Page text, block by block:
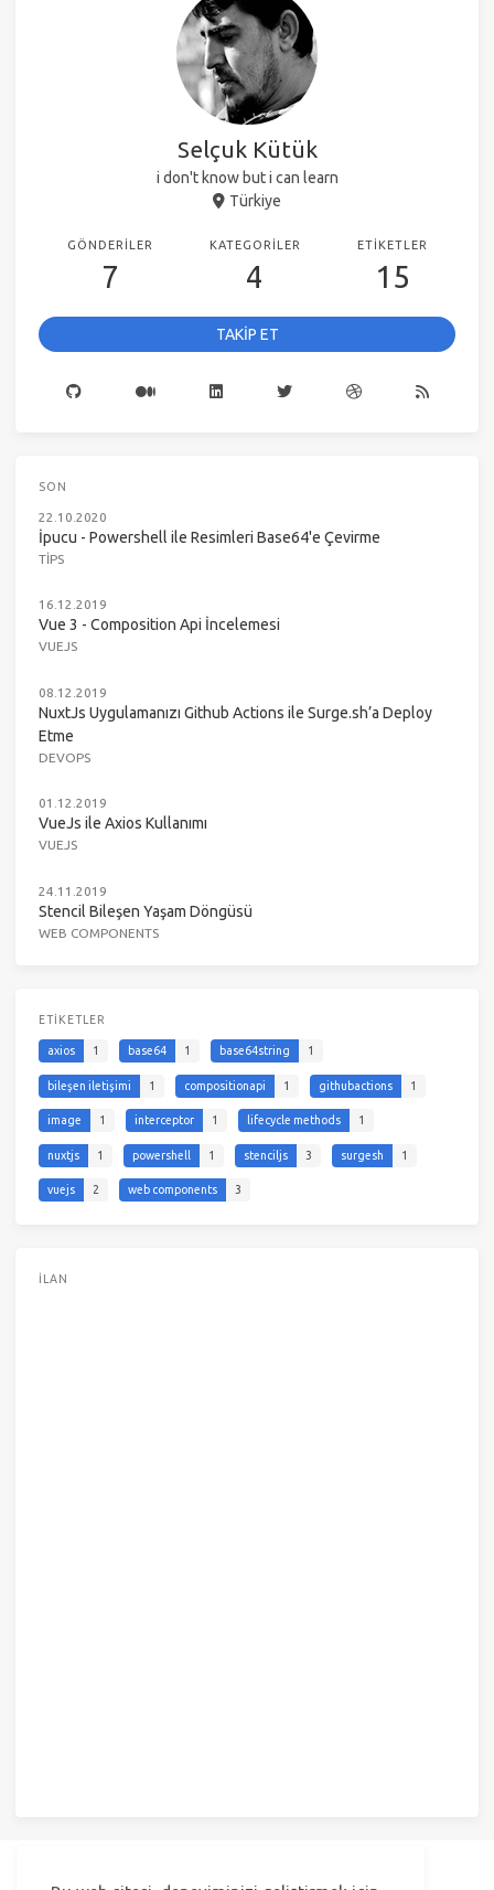
Selçuk Kütük
i don't know but i can learn
Türkiye
GÖNDERILER
7
KATEGORILER
4
ETIKETLER
15
TAKİP ET
SON
22.10.2020
İpucu - Powershell ile Resimleri Base64'e Çevirme
TIPS
16.12.2019
Vue 3 - Composition Api İncelemesi
VUEJS
08.12.2019
NuxtJs Uygulamanızı Github Actions ile Surge.sh’a Deploy
Etme
DEVOPS
01.12.2019
VueJs ile Axios Kullanımı
VUEJS
24.11.2019
Stencil Bileşen Yaşam Döngüsü
WEB COMPONENTS
ETIKETLER
axios 1 base64 1 base64string 1
bileşen iletişimi 1 compositionapi 1 githubactions 1
image 1 interceptor 1 lifecycle methods 1
nuxtjs 1 powershell 1 stenciljs 3 surgesh 1
vuejs 2 web components 3
İLAN